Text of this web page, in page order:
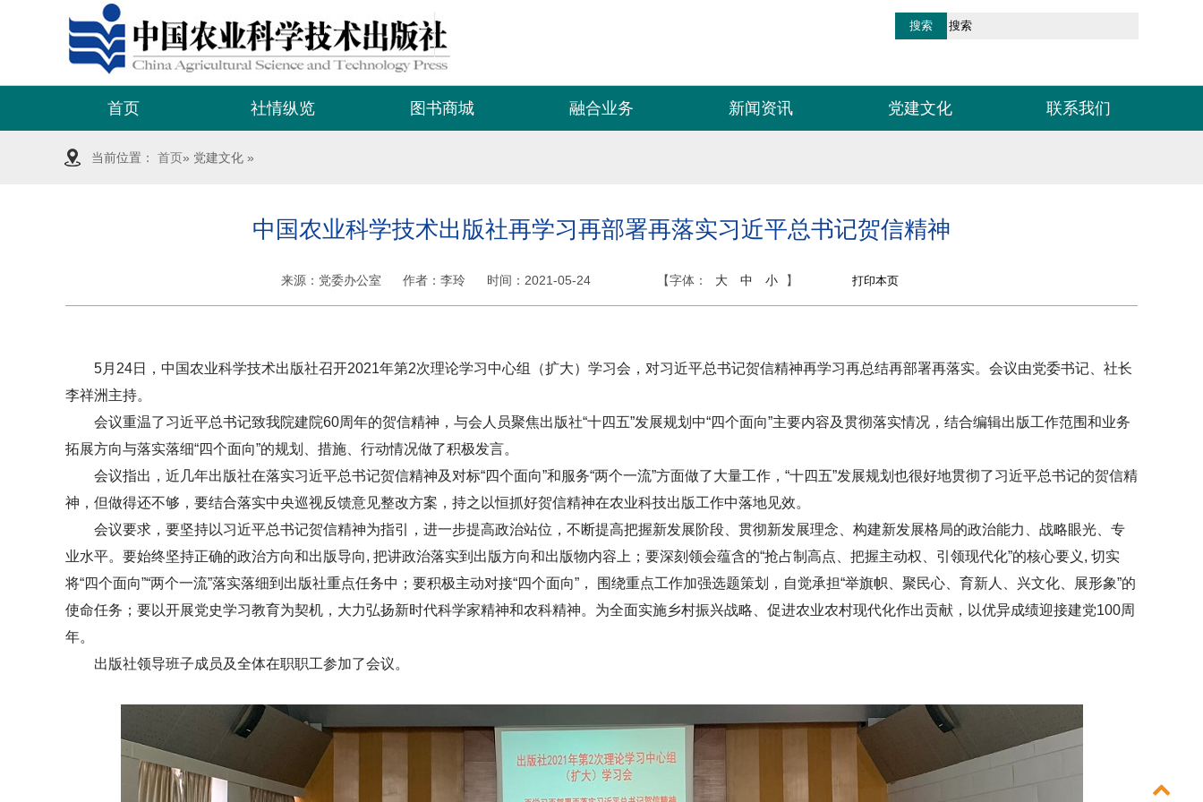
首页 社情纵览 图书商城 融合业务 新闻资讯 党建文化 联系我们
当前位置： 首页» 党建文化 »
中国农业科学技术出版社再学习再部署再落实习近平总书记贺信精神
来源： 党委办公室 作者：李玲 时间： 2021-05-24 【字体： 大 中 小 】
5月24日，中国农业科学技术出版社召开2021年第2次理论学习中心组（扩大）学习会，对习近平总书记贺信精神再学习再总结再部署再落实。会议由党委书记、社长
李祥洲主持。
会议重温了习近平总书记致我院建院60周年的贺信精神，与会人员聚焦出版社“十四五”发展规划中“四个面向”主要内容及贯彻落实情况，结合编辑出版工作范围和业务
拓展方向与落实落细“四个面向”的规划、措施、行动情况做了积极发言。
会议指出，近几年出版社在落实习近平总书记贺信精神及对标“四个面向”和服务“两个一流”方面做了大量工作，“十四五”发展规划也很好地贯彻了习近平总书记的贺信精
神，但做得还不够，要结合落实中央巡视反馈意见整改方案，持之以恒抓好贺信精神在农业科技出版工作中落地见效。
会议要求，要坚持以习近平总书记贺信精神为指引，进一步提高政治站位，不断提高把握新发展阶段、贯彻新发展理念、构建新发展格局的政治能力、战略眼光、专
业水平。要始终坚持正确的政治方向和出版导向, 把讲政治落实到出版方向和出版物内容上；要深刻领会蕴含的“抢占制高点、把握主动权、引领现代化”的核心要义, 切实
将“四个面向”“两个一流”落实落细到出版社重点任务中；要积极主动对接“四个面向”， 围绕重点工作加强选题策划，自觉承担“举旗帜、聚民心、育新人、兴文化、展形象”的
使命任务；要以开展党史学习教育为契机，大力弘扬新时代科学家精神和农科精神。为全面实施乡村振兴战略、促进农业农村现代化作出贡献，以优异成绩迎接建党100周
年。
出版社领导班子成员及全体在职职工参加了会议。